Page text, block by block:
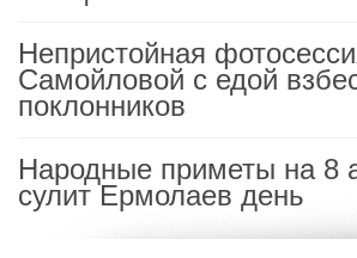
Непристойная
Самойловой с едой
поклонников
Народные приметы на 8
сулит Ермолаев день